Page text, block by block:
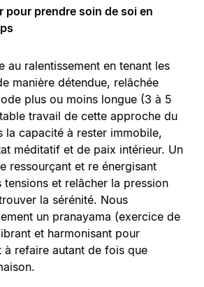
pour prendre soin de soi en
au ralentissement en tenant les
manière détendue, relâchée
plus ou moins longue (3 à 5
travail de cette approche du
la capacité à rester immobile,
méditatif et de paix intérieur. Un
ressourçant et re énergisant
tensions et relâcher la pression
la sérénité. Nous
un pranayama (exercice de
et harmonisant pour
refaire autant de fois que